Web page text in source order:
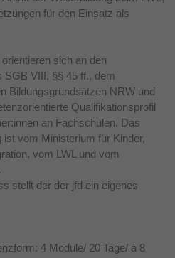
für den Einsatz als
sich an den
SGB VIII, §§ 45 ff., dem
Bildungsgrundsätzen NRW und
Qualifikationsprofil
an Fachschulen. Das
vom Ministerium für Kinder,
vom LWL und vom
stellt der der jfd ein eigenes
4 Module/ 20 Tage/ à 8